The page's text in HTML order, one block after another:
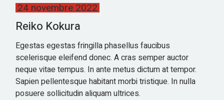
24 novembre 2022
Reiko Kokura
Egestas egestas fringilla phasellus faucibus
scelerisque eleifend donec. A cras semper auctor
neque vitae tempus. In ante metus dictum at tempor.
Sapien pellentesque habitant morbi tristique. In nulla
posuere sollicitudin aliquam ultrices.